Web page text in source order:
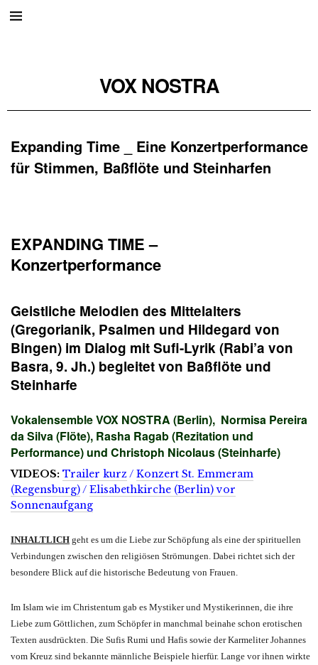
VOX NOSTRA
Expanding Time _ Eine Konzertperformance
für Stimmen, Baßflöte und Steinharfen
EXPANDING TIME –
Konzertperformance
Geistliche Melodien des Mittelalters
(Gregorianik, Psalmen und Hildegard von
Bingen) im Dialog mit Sufi-Lyrik (Rabi’a von
Basra, 9. Jh.) begleitet von Baßflöte und
Steinharfe
Vokalensemble VOX NOSTRA (Berlin), Normisa Pereira
da Silva (Flöte), Rasha Ragab (Rezitation und
Performance) und Christoph Nicolaus (Steinharfe)
VIDEOS: Trailer kurz/ Konzert St. Emmeram
(Regensburg)/ Elisabethkirche (Berlin) vor
Sonnenaufgang
INHALTLICH geht es um die Liebe zur Schöpfung als eine der spirituellen
Verbindungen zwischen den religiösen Strömungen. Dabei richtet sich der
besondere Blick auf die historische Bedeutung von Frauen.
Im Islam wie im Christentum gab es Mystiker und Mystikerinnen, die ihre
Liebe zum Göttlichen, zum Schöpfer in manchmal beinahe schon erotischen
Texten ausdrückten. Die Sufis Rumi und Hafis sowie der Karmeliter Johannes
vom Kreuz sind bekannte männliche Beispiele hierfür. Lange vor ihnen wirkte